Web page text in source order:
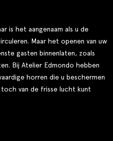
is het aangenaam als u de
Maar het openen van uw
gasten binnenlaten, zoals
Bij Atelier Edmondo hebben
horren die u beschermen
van de frisse lucht kunt